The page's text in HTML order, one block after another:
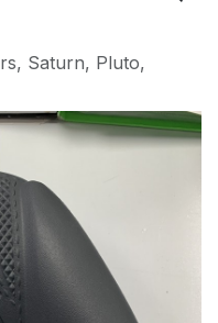
Saturn, Pluto,